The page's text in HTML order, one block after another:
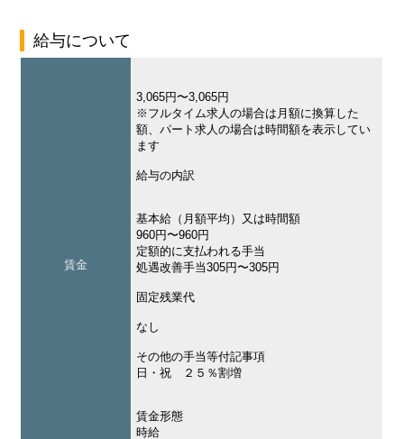
給与について
賃金
3,065円〜3,065円
※フルタイム求人の場合は月額に換算した
額、パート求人の場合は時間額を表示してい
ます
給与の内訳
基本給（月額平均）又は時間額
960円〜960円
定額的に支払われる手当
処遇改善手当305円〜305円
固定残業代
なし
その他の手当等付記事項
日・祝 ２５％割増
賃金形態
時給